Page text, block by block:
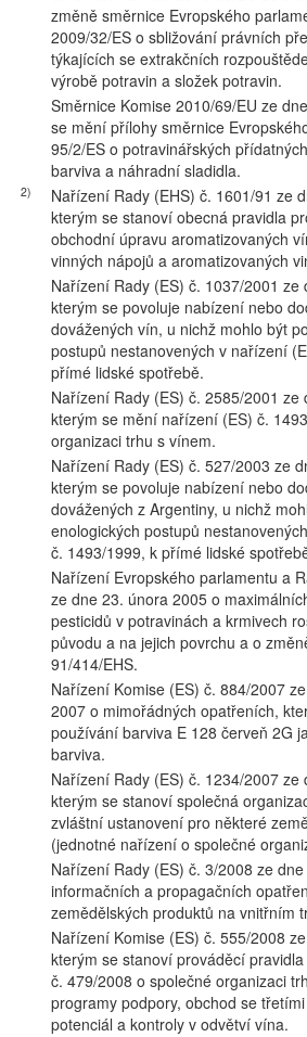
změně směrnice Evropského
2009/32/ES o sbližování právních
týkajících se extrakčních
výrobě potravin a složek potravin.
Směrnice Komise 2010/69/EU ze
se mění přílohy směrnice
95/2/ES o potravinářských
barviva a náhradní sladidla.
2)
Nařízení Rady (EHS) č. 1601/91 ze
kterým se stanoví obecná pravidla
obchodní úpravu aromatizovaných
vinných nápojů a aromatizovaných
Nařízení Rady (ES) č. 1037/2001 ze
kterým se povoluje nabízení nebo
dovážených vín, u nichž mohlo být
postupů nestanovených v nařízení
přímé lidské spotřebě.
Nařízení Rady (ES) č. 2585/2001 ze
kterým se mění nařízení (ES) č.
organizaci trhu s vínem.
Nařízení Rady (ES) č. 527/2003 ze
kterým se povoluje nabízení nebo
dovážených z Argentiny, u nichž
enologických postupů
č. 1493/1999, k přímé lidské
Nařízení Evropského parlamentu a
ze dne 23. února 2005 o
pesticidů v potravinách a krmivech
původu a na jejich povrchu a o
91/414/EHS.
Nařízení Komise (ES) č. 884/2007
2007 o mimořádných opatřeních,
používání barviva E 128 červeň 2G
barviva.
Nařízení Rady (ES) č. 1234/2007 ze
kterým se stanoví společná
zvláštní ustanovení pro některé
(jednotné nařízení o společné
Nařízení Rady (ES) č. 3/2008 ze
informačních a propagačních
zemědělských produktů na vnitřním
Nařízení Komise (ES) č. 555/2008
kterým se stanoví prováděcí
č. 479/2008 o společné organizaci
programy podpory, obchod se
potenciál a kontroly v odvětví vína.